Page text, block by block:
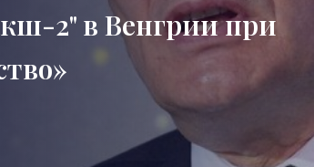
2" в Венгрии при